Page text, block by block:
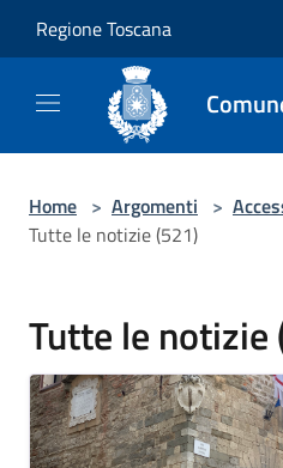
Regione Toscana
Home > Argomenti >
Tutte le notizie (521)
Tutte le notizie